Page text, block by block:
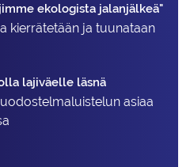
ekologista jalanjälkeä"
kierrätetään ja tuunataan
lajiväelle läsnä
asiaa